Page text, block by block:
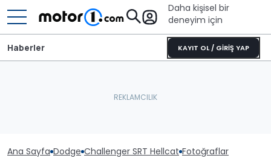
Daha kişisel bir
deneyim için
KAYIT OL / GİRİŞ YAP
Haberler
Ana Sayfa Dodge Challenger SRT Hellcat Fotoğraflar